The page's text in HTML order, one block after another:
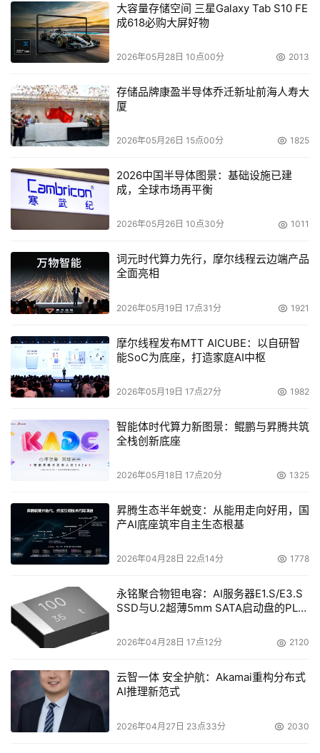
比较其他类似产品，Brocade Tapestry WAFS的独到之
处体现在：
与现有基础架构无缝结合。Tapestry WAFS设备适合
现有的IP基础架构，在数据中心服务器和远程办公室客
户间进行无缝结合。智能缓存和独特的WAN优化技术
能帮助确保WAN到NAS设备间具有“似本地化”的性能。
这款设备还能帮助在WAN之间进行最安全最可靠的文
件传输，此外还有在全球范围内进行文件共享、降低IT
基础架构的成本、进行集中控制等优点。
优化传输性能。众所周知，局域网有速度快、延时小等
特点，非常适合文件的访问；相反，广域网速度慢、延
时较长，但在远距离传输方面成本较低。WAFS就是通
过一些传输优化，将文件传输延伸到远距离，使得利用
广域网传输来达到局域网的效果。
Tapestry WAFS能保证数据完整性和一致性，并具有
应付WAN中断的企业级的可靠性和可恢复性。此外，
Tapestry WAFS还提供行业标准的安全机制和访问控
制。
支持数据完整和法规遵从。为了帮助用户把业务拓展到
远程办公室，Tapestry WAFS提供了企业级产品的可
信和可靠度，确保用户数据的准确以及完整。而且，
准，使用户能很好的遵守各项法规。
WAFS风起云涌，博科立于市场之顶
的强有力竞争，最大的威胁来自于思科，思科在2004年6月
收购了Actona Technologies，由此进入WAFS市场。而在
今年上半年，包括Riverbed Technology、FineGround
的形成也标志着市场的成型，不过竞争者的入手角度都有差
异，因此也形成了不同的细分定位，相较而言，从数据存储
管理入手的博科拥有该市场所涉及的底层技术的优势，这是
大容量存储空间 三星Galaxy Tab S10 FE
成618必购大屏好物
2026年05月28日 10点00分 2013
存储品牌康盈半导体乔迁新址前海人寿大
厦
2026年05月26日 15点00分 1825
2026中国半导体图景：基础设施已建
成，全球市场再平衡
2026年05月26日 10点30分 1011
词元时代算力先行，摩尔线程云边端产品
全面亮相
2026年05月19日 17点31分 1921
摩尔线程发布MTT AICUBE：以自研智
能SoC为底座，打造家庭AI中枢
2026年05月19日 17点27分 1982
智能体时代算力新图景：鲲鹏与昇腾共筑
全栈创新底座
2026年05月18日 17点20分 1325
昇腾生态半年蜕变：从能用走向好用，国
产AI底座筑牢自主生态根基
2026年04月28日 22点14分 1778
永铭聚合物钽电容：AI服务器E1.S/E3.S
SSD与U.2超薄5mm SATA启动盘的PLP
2026年04月28日 17点12分 2120
云智一体 安全护航：Akamai重构分布式
AI推理新范式
2026年04月27日 23点33分 2030